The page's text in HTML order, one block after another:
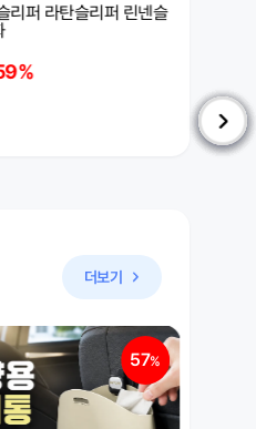
타올
더보기
41%